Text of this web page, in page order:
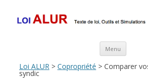
Loi ALUR
ALUR
Menu Aller
Loi ALUR > Copropriété > Comparer
syndic